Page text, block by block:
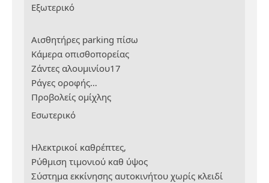
Εξωτερικό
Αισθητήρες parking πίσω
Κάμερα οπισθοπορείας
Ζάντες αλουμινίου17
Ράγες οροφής
Προβολείς ομίχλης
Εσωτερικό
Ηλεκτρικοί καθρέπτες,
Ρύθμιση τιμονιού καθ ύψος
Σύστημα εκκίνησης αυτοκινήτου χωρίς κλειδί